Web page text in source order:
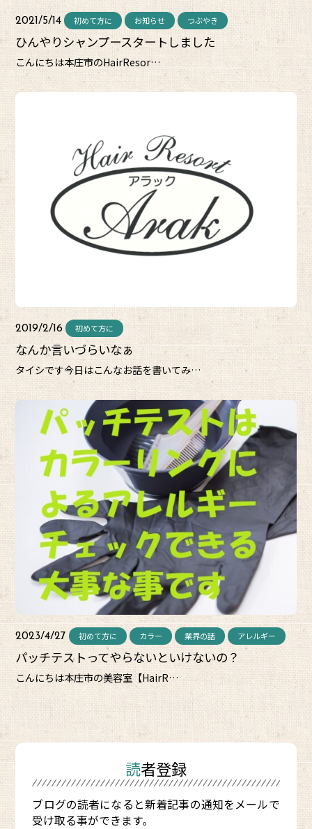
2021/5/14 初めて方に お知らせ つぶやき
ひんやりシャンプースタートしました
こんにちは本庄市のHairResor…
2019/2/16 初めて方に
なんか言いづらいなぁ
タイシです今日はこんなお話を書いてみ…
2023/4/27 初めて方に カラー 業界の話 アレルギー
パッチテストってやらないといけないの？
こんにちは本庄市の美容室【HairR…
読者登録
ブログの読者になると新着記事の通知をメールで
受け取る事ができます。